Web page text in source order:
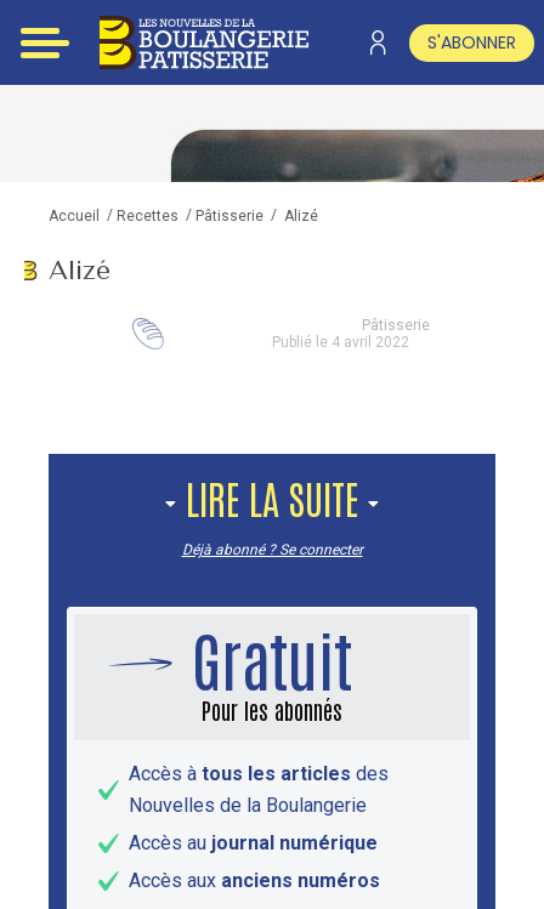
S'ABONNER
Accueil / Recettes / Pâtisserie / Alizé
Alizé
Pâtisserie
Publié le 4 avril 2022
LIRE LA SUITE
Déjà abonné ? Se connecter
Gratuit
Pour les abonnés
Accès à tous les articles des
Nouvelles de la Boulangerie
Accès au journal numérique
Accès aux anciens numéros